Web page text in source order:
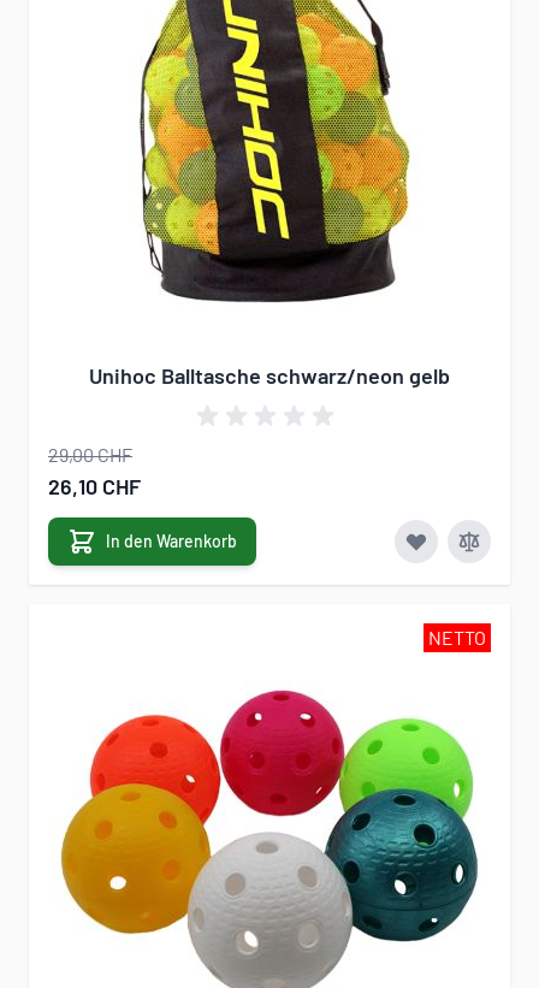
Unihoc Balltasche schwarz/neon gelb
29,00 CHF
Sonderangebot
26,10 CHF
In den Warenkorb
NETTO